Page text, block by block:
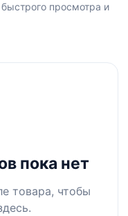
просмотра и
пока нет
товара, чтобы